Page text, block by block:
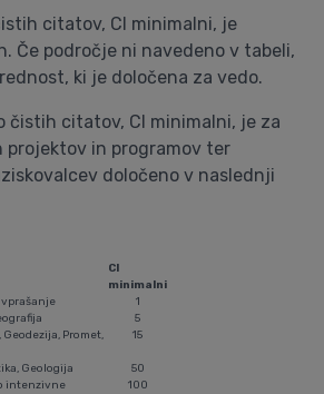
citatov, CI minimalni, je
Če področje ni navedeno v tabeli,
ki je določena za vedo.
čistih citatov, CI minimalni, je za
projektov in programov ter
določeno v naslednji
CI
minimalni
vprašanje
1
5
Promet,
15
Geologija
50
intenzivne
100